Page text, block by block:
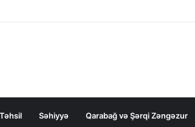
Səhiyyə Qarabağ və Şərqi Zəngəzur